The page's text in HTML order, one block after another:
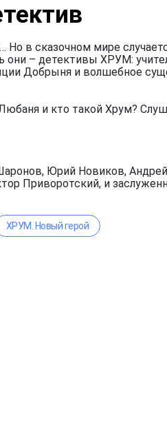
в сказочном мире
они – детективы ХРУМ:
Добрыня и волшебное
и кто такой Хрум?
Юрий Новиков,
Приворотский, и
ХРУМ. Новый герой